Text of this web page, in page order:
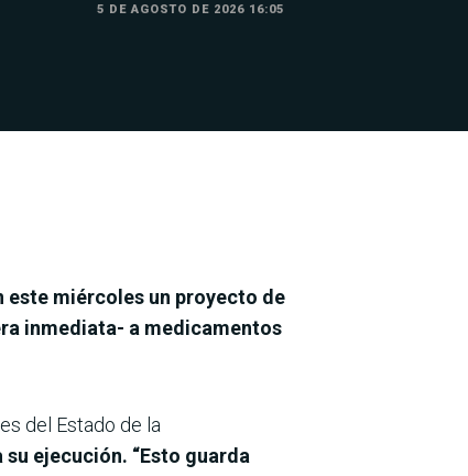
5 DE AGOSTO DE 2026 16:05
este miércoles un proyecto de
inmediata- a medicamentos
del Estado de la
ejecución. “Esto guarda